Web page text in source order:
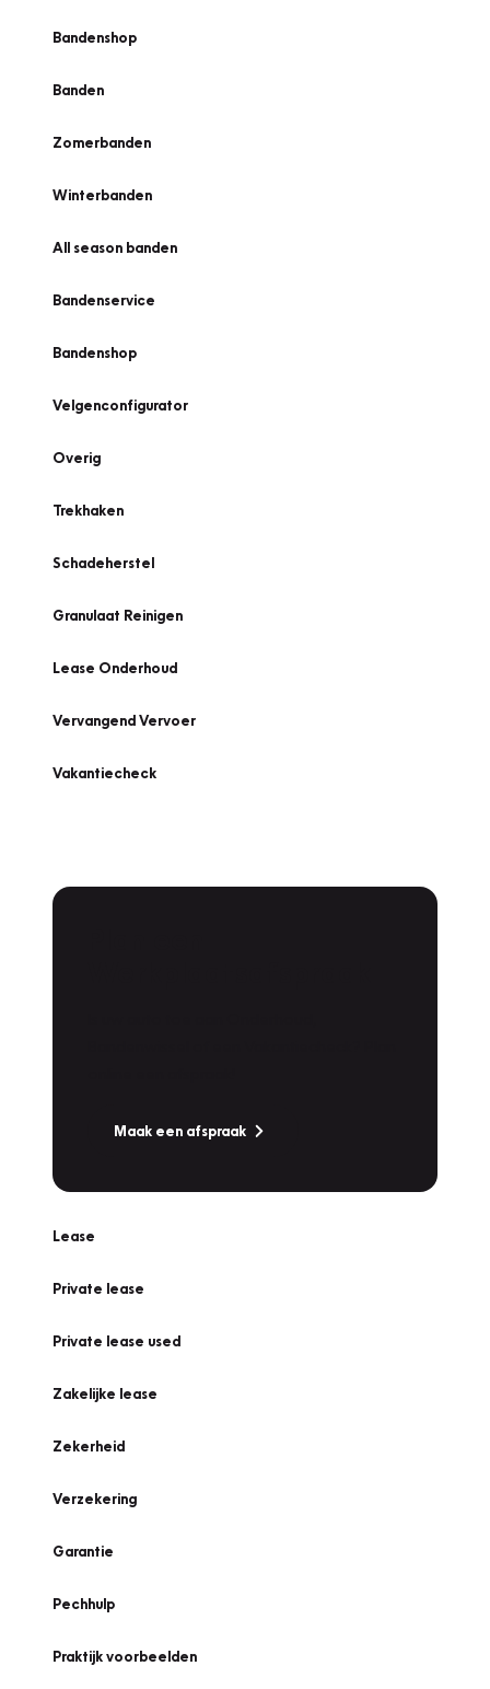
Bandenshop
Banden
Zomerbanden
Winterbanden
All season banden
Bandenservice
Bandenshop
Velgenconfigurator
Overig
Trekhaken
Schadeherstel
Granulaat Reinigen
Lease Onderhoud
Vervangend Vervoer
Vakantiecheck
Maak een afspraak
Lease
Private lease
Private lease used
Zakelijke lease
Zekerheid
Verzekering
Garantie
Pechhulp
Praktijk voorbeelden